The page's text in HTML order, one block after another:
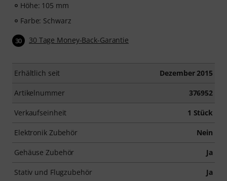
Höhe: 105 mm
Farbe: Schwarz
30 30 Tage Money-Back-Garantie
Erhältlich seit Dezember 2015
Artikelnummer 376952
Verkaufseinheit 1 Stück
Elektronik Zubehör Nein
Gehäuse Zubehör Ja
Stativ und Flugzubehör Ja